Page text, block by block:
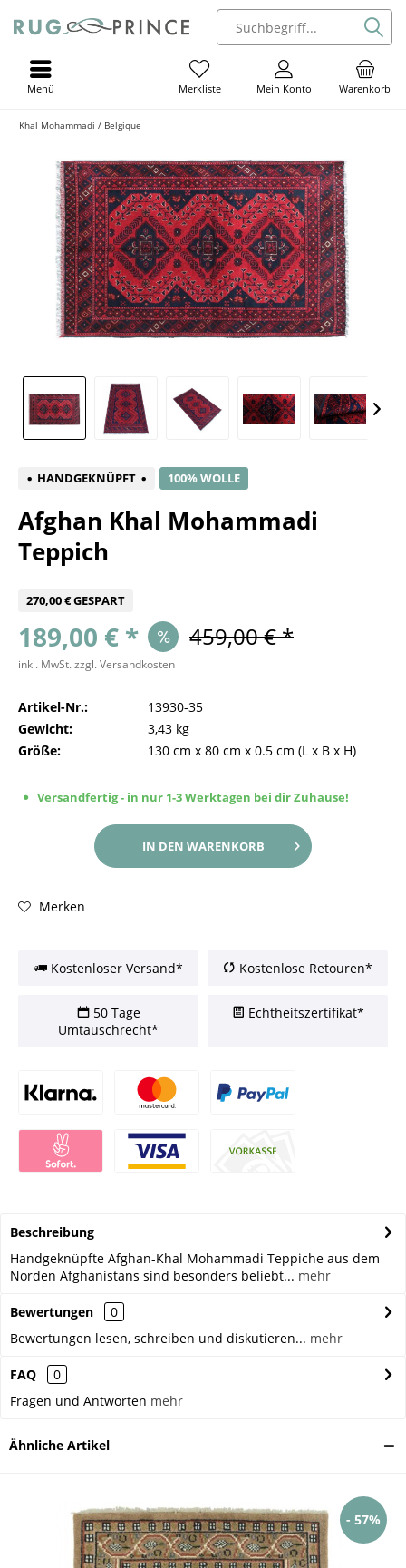
Warenkorb
Mein Konto
Merkliste
Menü
Khal Mohammadi / Belgique
HANDGEKNÜPFT 100% WOLLE
Afghan Khal Mohammadi
Teppich
270,00 € GESPART
189,00 € * 459,00 € *
inkl. MwSt.zzgl. Versandkosten
Artikel-Nr.:
13930-35
Gewicht:
3,43 kg
Größe:
130 cm x 80 cm x 0.5 cm (L x B x H)
Versandfertig - in nur 1-3 Werktagen bei dir Zuhause!
IN DEN WARENKORB
Merken
Kostenloser Versand* Kostenlose Retouren*
50 Tage
Umtauschrecht*
Echtheitszertifikat*
Beschreibung
Handgeknüpfte Afghan-Khal Mohammadi Teppiche aus dem
Norden Afghanistans sind besonders beliebt... mehr
Bewertungen
0
Bewertungen lesen, schreiben und diskutieren... mehr
FAQ
0
Fragen und Antworten mehr
Ähnliche Artikel
- 57%